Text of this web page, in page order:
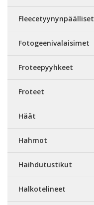
Fleecetyynynpäälliset
Fotogeenivalaisimet
Froteepyyhkeet
Froteet
Häät
Hahmot
Haihdutustikut
Halkotelineet